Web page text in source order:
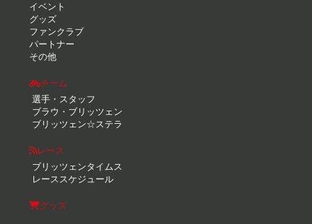
イベント
グッズ
ファンクラブ
パートナー
その他
チーム
選手・スタッフ
ブラウ・ブリッツェン
ブリッツェン☆ステラ
レース
ブリッツェンタイムス
レーススケジュール
グッズ